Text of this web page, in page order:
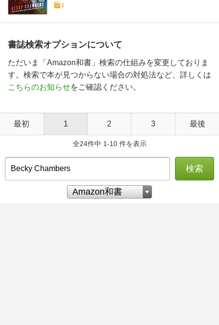
1
書誌検索オプションについて
ただいま「Amazon和書」検索の仕組みを変更しておりま
す。検索で本が見つからない場合の対処法など、詳しくは
こちらのお知らせをご確認ください。
最初 1 2 3 最後
全24件中 1-10 件を表示
検索